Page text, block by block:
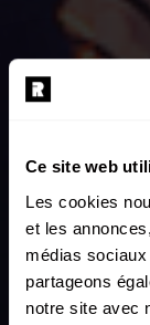
Ce site web
Les cookies
et les
médias
partageons
notre site avec